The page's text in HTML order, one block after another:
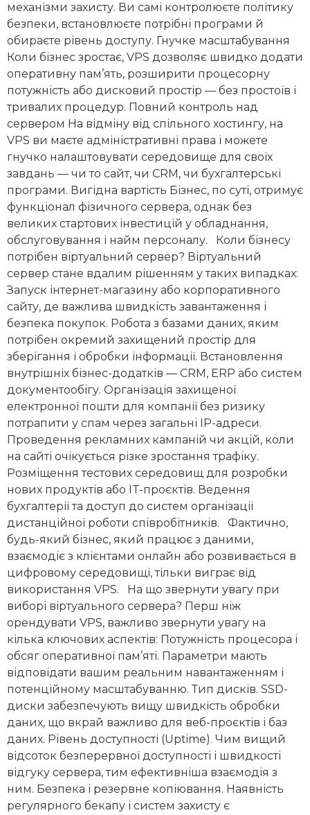
механізми захисту. Ви самі контролюєте політику
безпеки, встановлюєте потрібні програми й
обираєте рівень доступу. Гнучке масштабування
Коли бізнес зростає, VPS дозволяє швидко додати
оперативну пам’ять, розширити процесорну
потужність або дисковий простір — без простоїв і
тривалих процедур. Повний контроль над
сервером На відміну від спільного хостингу, на
VPS ви маєте адміністративні права і можете
гнучко налаштовувати середовище для своїх
завдань — чи то сайт, чи CRM, чи бухгалтерські
програми. Вигідна вартість Бізнес, по суті, отримує
функціонал фізичного сервера, однак без
великих стартових інвестицій у обладнання,
обслуговування і найм персоналу. Коли бізнесу
потрібен віртуальний сервер? Віртуальний
сервер стане вдалим рішенням у таких випадках:
Запуск інтернет-магазину або корпоративного
сайту, де важлива швидкість завантаження і
безпека покупок. Робота з базами даних, яким
потрібен окремий захищений простір для
зберігання і обробки інформації. Встановлення
внутрішніх бізнес-додатків — CRM, ERP або систем
документообігу. Організація захищеної
електронної пошти для компанії без ризику
потрапити у спам через загальні IP-адреси.
Проведення рекламних кампаній чи акцій, коли
на сайті очікується різке зростання трафіку.
Розміщення тестових середовищ для розробки
нових продуктів або IT-проєктів. Ведення
бухгалтерії та доступ до систем організації
дистанційної роботи співробітників. Фактично,
будь-який бізнес, який працює з даними,
взаємодіє з клієнтами онлайн або розвивається в
цифровому середовищі, тільки виграє від
використання VPS. На що звернути увагу при
виборі віртуального сервера? Перш ніж
орендувати VPS, важливо звернути увагу на
кілька ключових аспектів: Потужність процесора і
обсяг оперативної пам’яті. Параметри мають
відповідати вашим реальним навантаженням і
потенційному масштабуванню. Тип дисків. SSD-
диски забезпечують вищу швидкість обробки
даних, що вкрай важливо для веб-проєктів і баз
даних. Рівень доступності (Uptime). Чим вищий
відсоток безперервної доступності і швидкості
відгуку сервера, тим ефективніша взаємодія з
ним. Безпека і резервне копіювання. Наявність
регулярного бекапу і систем захисту є